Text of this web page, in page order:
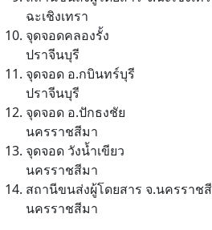
ฉะเชิงเทรา
จุดจอดคลองรั้ง
ปราจีนบุรี
จุดจอด อ.กบินทร์บุรี
ปราจีนบุรี
จุดจอด อ.ปักธงชัย
นครราชสีมา
จุดจอด วังน้ำเขียว
นครราชสีมา
สถานีขนส่งผู้โดยสาร จ.นครราช
นครราชสีมา